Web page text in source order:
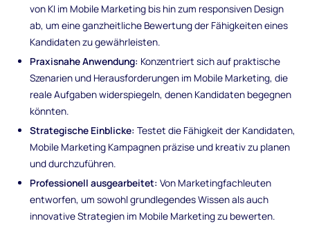
von KI im Mobile Marketing bis hin zum responsiven Design
ab, um eine ganzheitliche Bewertung der Fähigkeiten eines
Kandidaten zu gewährleisten.
Praxisnahe Anwendung: Konzentriert sich auf praktische
Szenarien und Herausforderungen im Mobile Marketing, die
reale Aufgaben widerspiegeln, denen Kandidaten begegnen
könnten.
Strategische Einblicke: Testet die Fähigkeit der Kandidaten,
Mobile Marketing Kampagnen präzise und kreativ zu planen
und durchzuführen.
Professionell ausgearbeitet: Von Marketingfachleuten
entworfen, um sowohl grundlegendes Wissen als auch
innovative Strategien im Mobile Marketing zu bewerten.